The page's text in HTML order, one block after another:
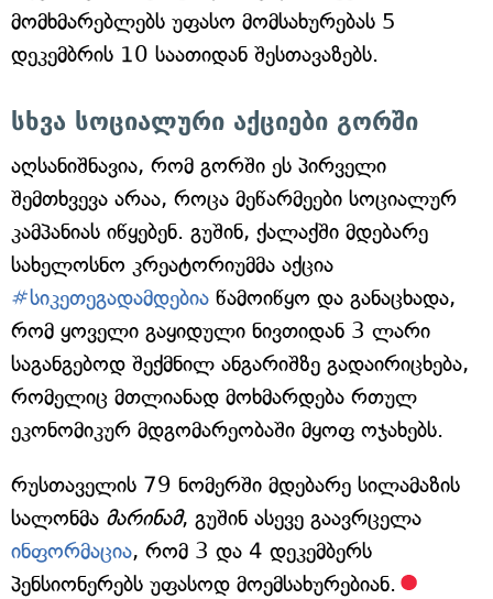
მომხმარებლებს უფასო მომსახურებას 5
დეკემბრის 10 საათიდან შესთავაზებს.
სხვა სოციალური აქციები გორში
აღსანიშნავია, რომ გორში ეს პირველი
შემთხვევა არაა, როცა მეწარმეები სოციალურ
კამპანიას იწყებენ. გუშინ, ქალაქში მდებარე
სახელოსნო კრეატორიუმმა აქცია
#სიკეთეგადამდებია წამოიწყო და განაცხადა,
რომ ყოველი გაყიდული ნივთიდან 3 ლარი
საგანგებოდ შექმნილ ანგარიშზე გადაირიცხება,
რომელიც მთლიანად მოხმარდება რთულ
ეკონომიკურ მდგომარეობაში მყოფ ოჯახებს.
რუსთაველის 79 ნომერში მდებარე სილამაზის
სალონმა მარინამ, გუშინ ასევე გაავრცელა
ინფორმაცია, რომ 3 და 4 დეკემბერს
პენსიონერებს უფასოდ მოემსახურებიან.